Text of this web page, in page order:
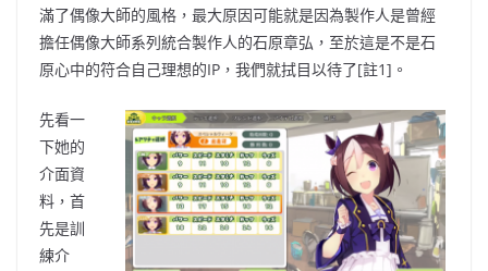
滿了偶像大師的風格 ， 最大原因可能就是因為製作人是曾經
擔任偶像大師系列統合製作人的石原章弘 ， 至於這是不是石
原心中的符合自己理想的IP ， 我們就拭目以待了[註1] 。
先看一
下她的
介面資
料 ， 首
先是訓
練介